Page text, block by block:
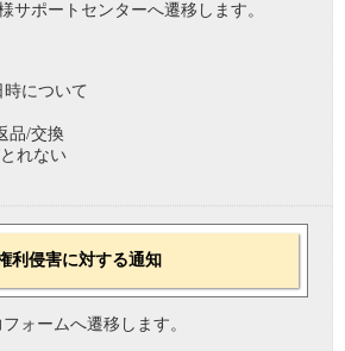
サポートセンターへ遷移します。
時について
品/交換
れない
利侵害に対する通知
フォームへ遷移します。